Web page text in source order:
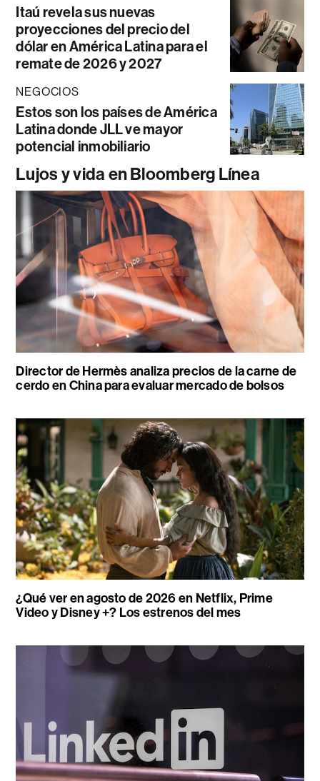
Itaú revela sus nuevas
proyecciones del precio del
dólar en América Latina para el
remate de 2026 y 2027
NEGOCIOS
Estos son los países de América
Latina donde JLL ve mayor
potencial inmobiliario
Lujos y vida en Bloomberg Línea
Director de Hermès analiza precios de la carne de
cerdo en China para evaluar mercado de bolsos
¿Qué ver en agosto de 2026 en Netflix, Prime
Video y Disney +? Los estrenos del mes